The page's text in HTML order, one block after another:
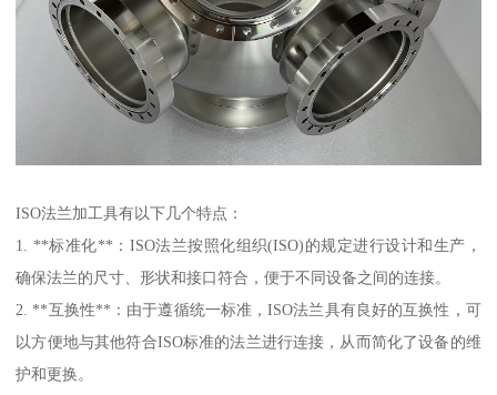
ISO法兰加工具有以下几个特点：
1. **标准化**：ISO法兰按照化组织(ISO)的规定进行设计和生产，
确保法兰的尺寸、形状和接口符合，便于不同设备之间的连接。
2. **互换性**：由于遵循统一标准，ISO法兰具有良好的互换性，可
以方便地与其他符合ISO标准的法兰进行连接，从而简化了设备的维
护和更换。